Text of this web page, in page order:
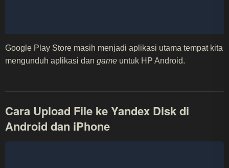
Google Play Store masih menjadi aplikasi utama tempat kita
mengunduh aplikasi dan game untuk HP Android.
Cara Upload File ke Yandex Disk di
Android dan iPhone